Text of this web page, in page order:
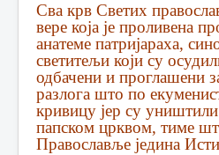
Сва крв Светих
вере која је проливена
анатеме патријараха,
светитељи који су
одбачени и проглашени
разлога што по
кривицу јер су
папском црквом, тиме
Православље једина